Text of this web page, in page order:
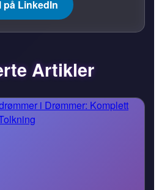
på LinkedIn
Artikler